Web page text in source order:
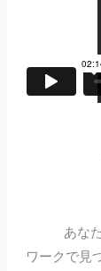
あな
ワークで見